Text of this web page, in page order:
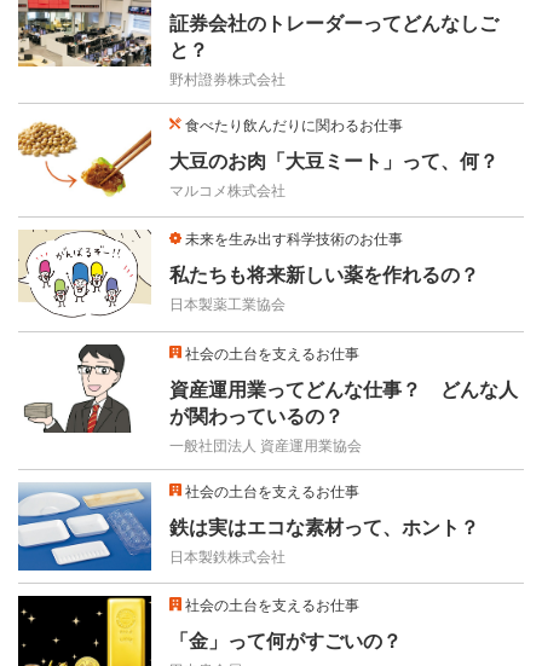
証券会社のトレーダーってどんなしご
と？
野村證券株式会社
食べたり飲んだりに関わるお仕事
大豆のお肉「大豆ミート」って、何？
マルコメ株式会社
未来を生み出す科学技術のお仕事
私たちも将来新しい薬を作れるの？
日本製薬工業協会
社会の土台を支えるお仕事
資産運用業ってどんな仕事？ どんな人
が関わっているの？
一般社団法人 資産運用業協会
社会の土台を支えるお仕事
鉄は実はエコな素材って、ホント？
日本製鉄株式会社
社会の土台を支えるお仕事
「金」って何がすごいの？